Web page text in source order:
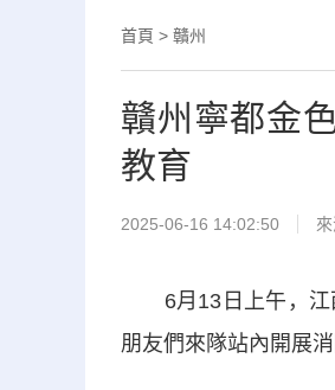
首頁 > 贛州
贛州寧都金
教育
2025-06-16 14:02:50
6月13日上午，江
朋友們來隊站內開展